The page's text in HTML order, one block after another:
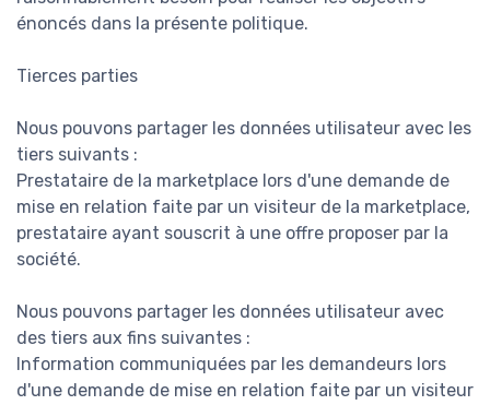
énoncés dans la présente politique.
Tierces parties
Nous pouvons partager les données utilisateur avec les
tiers suivants :
Prestataire de la marketplace lors d'une demande de
mise en relation faite par un visiteur de la marketplace,
prestataire ayant souscrit à une offre proposer par la
société.
Nous pouvons partager les données utilisateur avec
des tiers aux fins suivantes :
Information communiquées par les demandeurs lors
d'une demande de mise en relation faite par un visiteur